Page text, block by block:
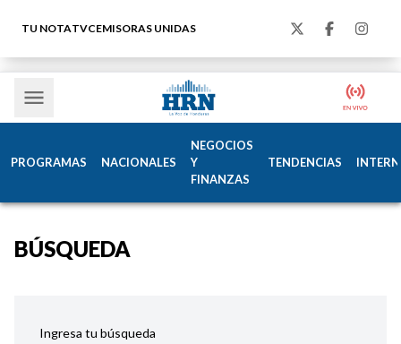
TU NOTATVCEMISORAS UNIDAS
PROGRAMAS NACIONALES
NEGOCIOS
Y
FINANZAS
TENDENCIAS
BÚSQUEDA
Ingresa tu búsqueda